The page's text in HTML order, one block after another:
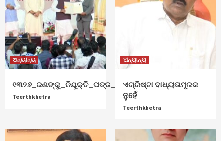
ଅନ୍ୟାନ୍ୟ
୧୩୨୬_ଜଣଙ୍କୁ_ନିଯୁକ୍ତି_ପତ୍ର_ଦେଲେ_ମୁଖ୍ୟମନ୍ତ୍ରୀ
Teerthkhetra
ଅନ୍ୟାନ୍ୟ
ଏଗ୍ରିଷ୍ଟା ବାଧ୍ୟତାମୂଳକ
ନୁହେଁ
Teerthkhetra